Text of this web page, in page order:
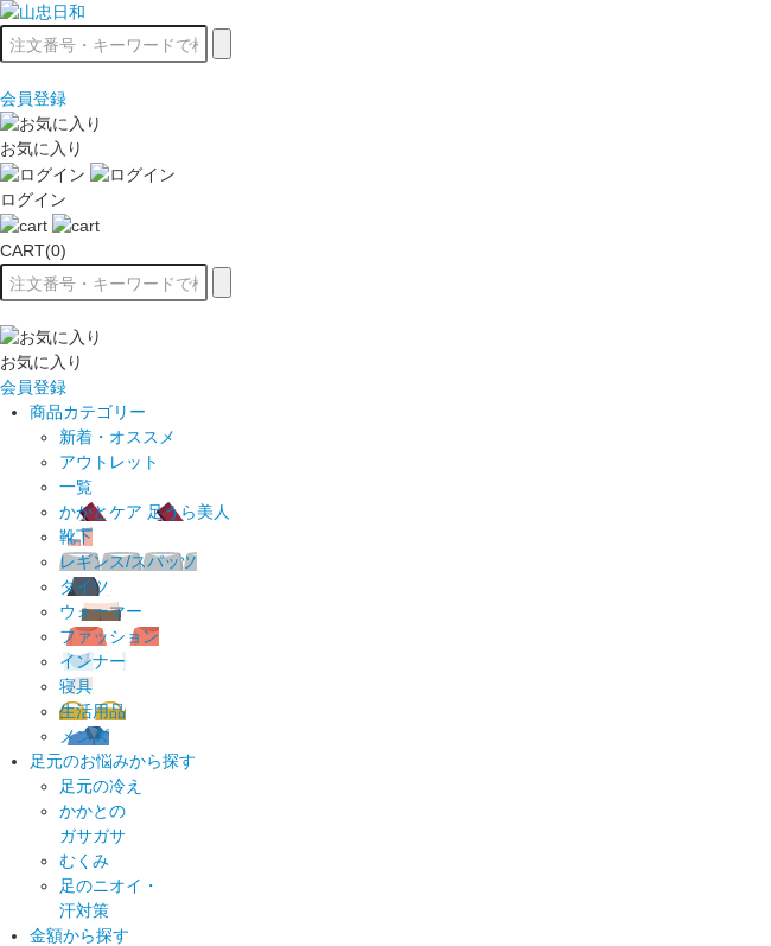
会員登録
お気に入り
ログイン
CART(0)
お気に入り
会員登録
商品カテゴリー
新着・オススメ
アウトレット
一覧
かかとケア 足うら美人
靴下
レギンス/スパッツ
タイツ
ウォーマー
ファッション
インナー
寝具
生活用品
メンズ
足元のお悩みから探す
足元の冷え
かかとの
ガサガサ
むくみ
足のニオイ・
汗対策
金額から探す